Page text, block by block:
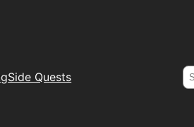
Side Quests